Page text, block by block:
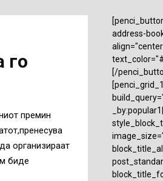
го
премин
организираат
биде
address-
[/
[penci_grid_1